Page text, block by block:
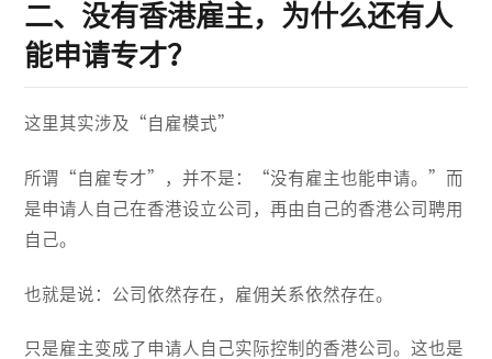
二、没有香港雇主，为什么还有人
能申请专才？
这里其实涉及“自雇模式”
所谓“自雇专才”，并不是：“没有雇主也能申请。”而
是申请人自己在香港设立公司，再由自己的香港公司聘用
自己。
也就是说：公司依然存在，雇佣关系依然存在。
只是雇主变成了申请人自己实际控制的香港公司。这也是